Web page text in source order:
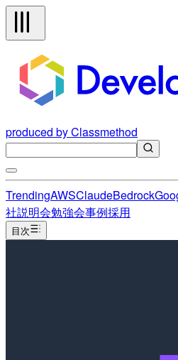
produced by Classmethod
TrendingAWSClaudeBedrock
社説明会勉強会事例採用
目次